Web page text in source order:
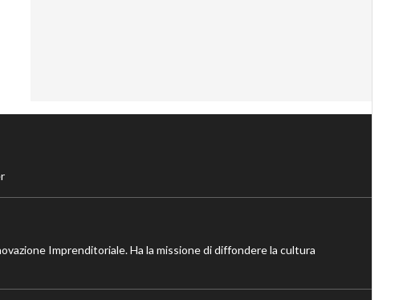
Imprenditoriale. Ha la missione di diffondere la cultura